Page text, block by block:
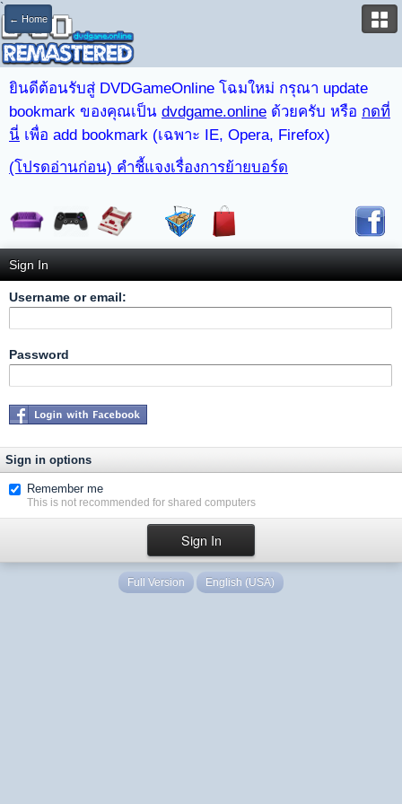
`
← Home
ยินดีต้อนรับสู่ DVDGameOnline โฉมใหม่ กรุณา update
bookmark ของคุณเป็น dvdgame.online ด้วยครับ หรือ กดที่
นี่ เพื่อ add bookmark (เฉพาะ IE, Opera, Firefox)
(โปรดอ่านก่อน) คำชี้แจงเรื่องการย้ายบอร์ด
Sign In
Username or email:
Password
Sign in options
Remember me
This is not recommended for shared computers
Full Version English (USA)